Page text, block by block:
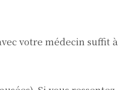
votre médecin suffit à